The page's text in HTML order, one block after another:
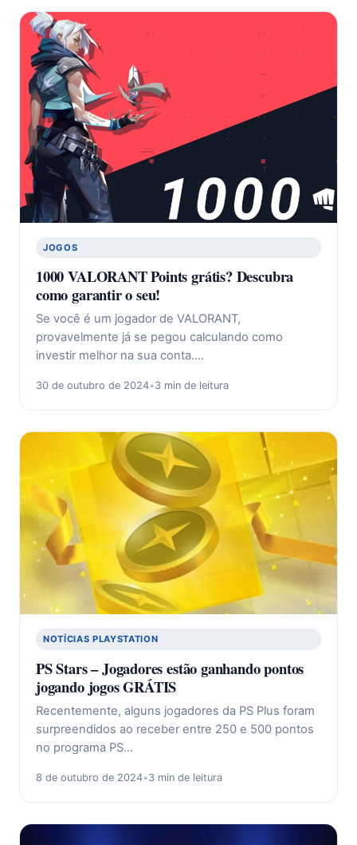
JOGOS
1000 VALORANT Points grátis? Descubra
como garantir o seu!
Se você é um jogador de VALORANT,
provavelmente já se pegou calculando como
investir melhor na sua conta.…
30 de outubro de 2024•3 min de leitura
NOTÍCIAS PLAYSTATION
PS Stars – Jogadores estão ganhando pontos
jogando jogos GRÁTIS
Recentemente, alguns jogadores da PS Plus foram
surpreendidos ao receber entre 250 e 500 pontos
no programa PS…
8 de outubro de 2024•3 min de leitura